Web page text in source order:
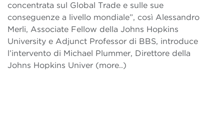
concentrata sul Global Trade e sulle sue
conseguenze a livello mondiale”, così Alessandro
Merli, Associate Fellow della Johns Hopkins
University e Adjunct Professor di BBS, introduce
l’intervento di Michael Plummer, Direttore della
Johns Hopkins Univer (more..)